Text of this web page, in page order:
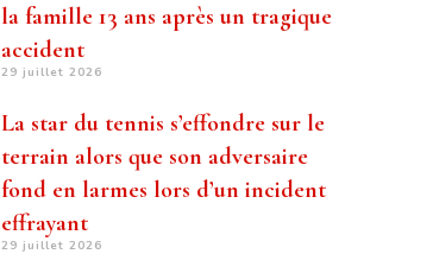
la famille 13 ans après un tragique
accident
29 juillet 2026
La star du tennis s’effondre sur le
terrain alors que son adversaire
fond en larmes lors d’un incident
effrayant
29 juillet 2026